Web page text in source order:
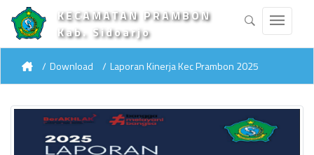
KECAMATAN PRAMBON
Kab. Sidoarjo
Download Laporan Kinerja Kec Prambon 2025